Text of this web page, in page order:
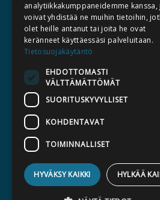
TEKIJÄT
KATALOGIT
HALUATKO
E-JA
analytiikkakumppaneidemme kanssa,
voivat yhdistää ne muihin tietoihin,
olet heille antanut tai joita he ovat
keränneet käyttäessäsi palveluitaan.
Tietosuojakäytäntö
EHDOTTOMASTI
VÄLTTÄMÄTTÖMÄT
SUORITUSKYVYLLISET
KOHDENTAVAT
TOIMINNALLISET
HYVÄKSY KAIKKI HYLKÄÄ